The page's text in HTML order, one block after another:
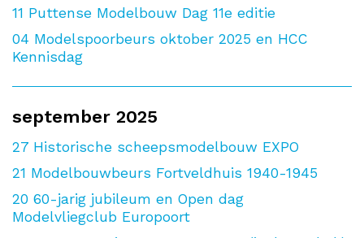
11 Puttense Modelbouw Dag 11e editie
04 Modelspoorbeurs oktober 2025 en HCC
Kennisdag
september 2025
27 Historische scheepsmodelbouw EXPO
21 Modelbouwbeurs Fortveldhuis 1940-1945
20 60-jarig jubileum en Open dag
Modelvliegclub Europoort